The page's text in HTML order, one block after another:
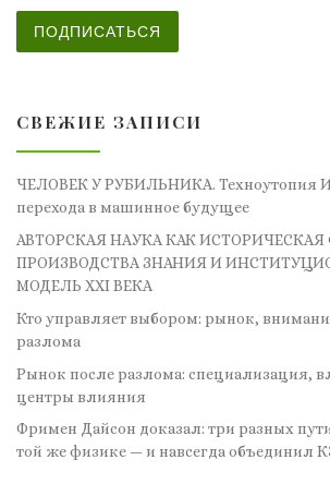
ПОДПИСАТЬСЯ
СВЕЖИЕ ЗАПИСИ
ЧЕЛОВЕК У РУБИЛЬНИКА. Техноутопия
перехода в машинное будущее
АВТОРСКАЯ НАУКА КАК
ПРОИЗВОДСТВА ЗНАНИЯ И
МОДЕЛЬ XXI ВЕКА
Кто управляет выбором: рынок,
разлома
Рынок после разлома: специализация,
центры влияния
Фримен Дайсон доказал: три разных
той же физике — и навсегда объединил